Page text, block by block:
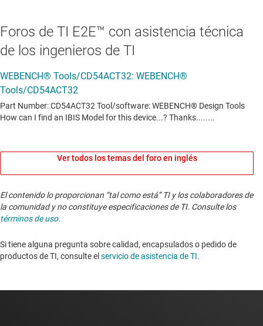
Foros de TI E2E™ con asistencia técnica
de los ingenieros de TI
Ver todos los temas del foro en inglés
El contenido lo proporcionan “tal como está” TI y los colaboradores de
la comunidad y no constituye especificaciones de TI. Consulte los
términos de uso.
Si tiene alguna pregunta sobre calidad, encapsulados o pedido de
productos de TI, consulte elservicio de asistencia de TI. ​​​​​​​​​​​​​​